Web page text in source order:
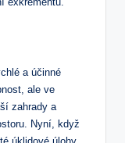
a účinné
ale ve
zahrady a
Nyní, když